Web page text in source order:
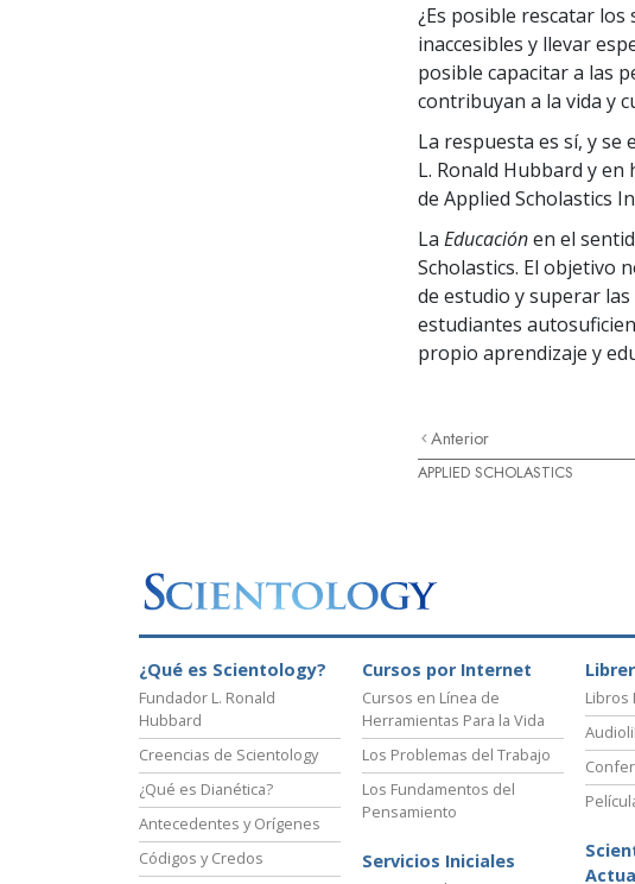
¿Es posible rescatar
inaccesibles y llevar
posible capacitar a las
contribuyan a la vida y
La respuesta es sí, y
L. Ronald Hubbard y
de Applied Scholastics
La Educaciónen el
Scholastics. El objetivo
de estudio y superar
estudiantes
propio aprendizaje y
Anterior
APPLIED SCHOLASTICS
¿Qué es Scientology?
Fundador L. Ronald
Hubbard
Creencias de Scientology
¿Qué es Dianética?
Antecedentes y Orígenes
Códigos y Credos
Cursos por Internet
Cursos en Línea de
Herramientas Para la Vida
Los Problemas del Trabajo
Los Fundamentos del
Pensamiento
Servicios Iniciales
Libros